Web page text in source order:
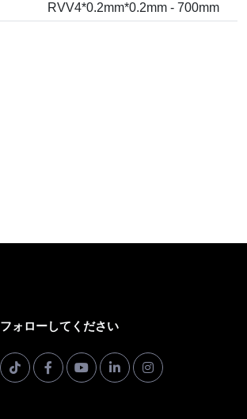
RVV4*0.2mm*0.2mm - 700mm
フォローしてください